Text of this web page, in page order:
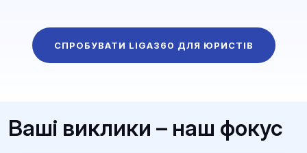
СПРОБУВАТИ LIGA360 ДЛЯ ЮРИСТІВ
Ваші виклики – наш фокус